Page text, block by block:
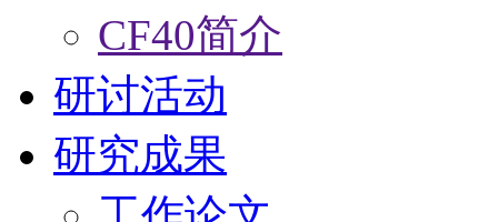
CF40简介
研讨活动
研究成果